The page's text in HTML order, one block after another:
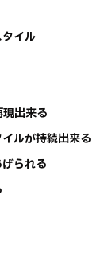
イル
出来る
ルが持続出来る
られる